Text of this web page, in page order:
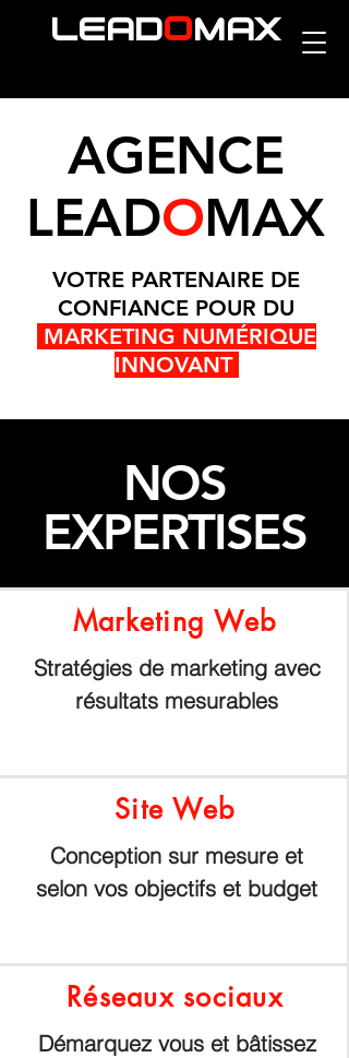
LEADOMAX
AGENCE
LEADOMAX
VOTRE PARTENAIRE DE
CONFIANCE POUR DU
MARKETING NUMÉRIQUE
INNOVANT
NOS
EXPERTISES
Marketing Web
Stratégies de marketing avec
résultats mesurables
Site Web
Conception sur mesure et
selon vos objectifs et budget
Réseaux sociaux
Démarquez vous et bâtissez